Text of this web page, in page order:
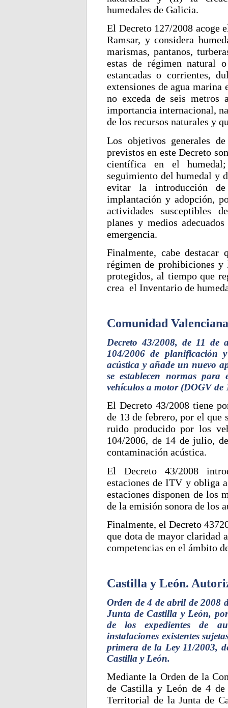
humedales de Galicia.
El Decreto 127/2008 acoge
Ramsar, y considera
marismas, pantanos,
estas de régimen natural
estancadas o corrientes,
extensiones de agua marina
no exceda de seis metros
importancia internacional,
de los recursos naturales y
Los objetivos generales
previstos en este Decreto
científica en el
seguimiento del humedal y
evitar la introducción
implantación y adopción,
actividades susceptibles
planes y medios
emergencia.
Finalmente, cabe destacar
régimen de prohibiciones
protegidos, al tiempo que
crea el Inventario de
Comunidad
Decreto 43/2008, de 11 de
104/2006 de planificación
acústica y añade un nuevo
se establecen normas
vehículos a motor (DOGV de
El Decreto 43/2008 tiene
de 13 de febrero, por el que
ruido producido por los
104/2006, de 14 de julio,
contaminación acústica.
El Decreto 43/2008
estaciones de ITV y obliga
estaciones disponen de los
de la emisión sonora de los
Finalmente, el Decreto
que dota de mayor claridad
competencias en el ámbito
Castilla y León.
Orden de 4 de abril de 2008
Junta de Castilla y León,
de los expedientes de
instalaciones existentes
primera de la Ley 11/2003,
Castilla y León.
Mediante la Orden de la
de Castilla y León de 4
Territorial de la Junta de